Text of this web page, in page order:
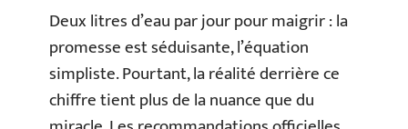
Deux litres d’eau par jour pour maigrir : la
promesse est séduisante, l’équation
simpliste. Pourtant, la réalité derrière ce
chiffre tient plus de la nuance que du